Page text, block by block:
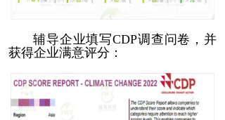
辅导企业填写CDP调查问卷，并
获得企业满意评分：